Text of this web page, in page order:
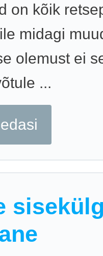
on kõik
midagi
olemust ei
...